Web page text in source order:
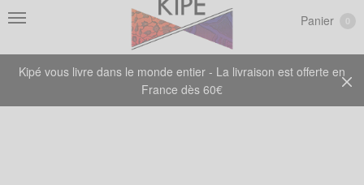
Kipé vous livre dans le monde entier - La livraison est offerte en
France dès 60€
Panier